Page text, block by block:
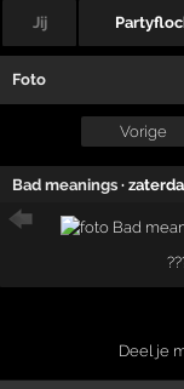
Jij
Foto
Vorige
Bad meanings ·
Deel je